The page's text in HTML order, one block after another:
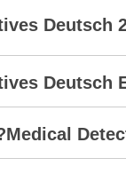
Deutsch
Deutsch